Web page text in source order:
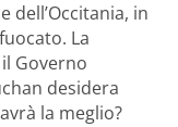
dell’Occitania, in
La
Governo
desidera
la meglio?